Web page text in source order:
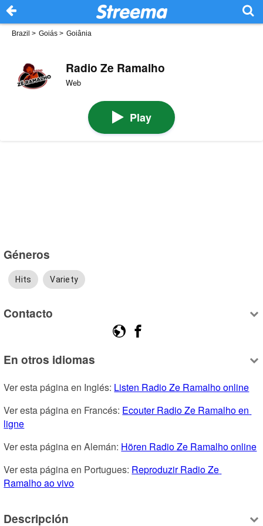
Brazil > Goiás > Goiânia
Radio Ze Ramalho
Web
Play
Géneros
Hits Variety
Contacto
En otros idiomas
Ver esta página en Inglés: Listen Radio Ze Ramalho online
Ver esta página en Francés: Ecouter Radio Ze Ramalho en
ligne
Ver esta página en Alemán: Hören Radio Ze Ramalho online
Ver esta página en Portugues: Reproduzir Radio Ze
Ramalho ao vivo
Descripción